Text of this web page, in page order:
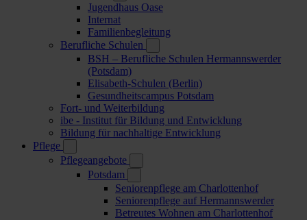
Jugendhaus Oase
Internat
Familienbegleitung
Berufliche Schulen
BSH – Berufliche Schulen Hermannswerder
(Potsdam)
Elisabeth-Schulen (Berlin)
Gesundheitscampus Potsdam
Fort- und Weiterbildung
ibe - Institut für Bildung und Entwicklung
Bildung für nachhaltige Entwicklung
Pflege
Pflegeangebote
Potsdam
Seniorenpflege am Charlottenhof
Seniorenpflege auf Hermannswerder
Betreutes Wohnen am Charlottenhof